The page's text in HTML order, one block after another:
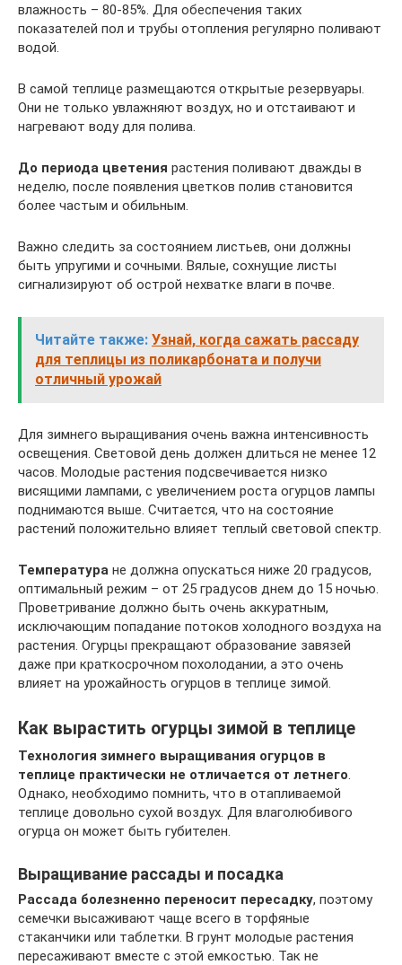
влажность – 80-85%. Для обеспечения таких
показателей пол и трубы отопления регулярно поливают
водой.
В самой теплице размещаются открытые резервуары.
Они не только увлажняют воздух, но и отстаивают и
нагревают воду для полива.
До периода цветения растения поливают дважды в
неделю, после появления цветков полив становится
более частым и обильным.
Важно следить за состоянием листьев, они должны
быть упругими и сочными. Вялые, сохнущие листы
сигнализируют об острой нехватке влаги в почве.
Читайте также: Узнай, когда сажать рассаду
для теплицы из поликарбоната и получи
отличный урожай
Для зимнего выращивания очень важна интенсивность
освещения. Световой день должен длиться не менее 12
часов. Молодые растения подсвечивается низко
висящими лампами, с увеличением роста огурцов лампы
поднимаются выше. Считается, что на состояние
растений положительно влияет теплый световой спектр.
Температура не должна опускаться ниже 20 градусов,
оптимальный режим – от 25 градусов днем до 15 ночью.
Проветривание должно быть очень аккуратным,
исключающим попадание потоков холодного воздуха на
растения. Огурцы прекращают образование завязей
даже при краткосрочном похолодании, а это очень
влияет на урожайность огурцов в теплице зимой.
Как вырастить огурцы зимой в теплице
Технология зимнего выращивания огурцов в
теплице практически не отличается от летнего.
Однако, необходимо помнить, что в отапливаемой
теплице довольно сухой воздух. Для влаголюбивого
огурца он может быть губителен.
Выращивание рассады и посадка
Рассада болезненно переносит пересадку, поэтому
семечки высаживают чаще всего в торфяные
стаканчики или таблетки. В грунт молодые растения
пересаживают вместе с этой емкостью. Так не